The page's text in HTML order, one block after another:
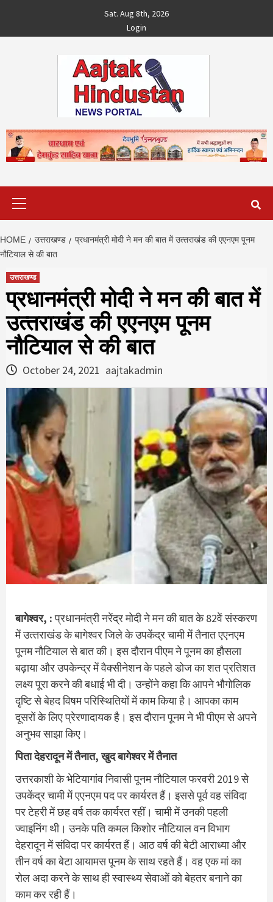
content
Sat. Aug 8th, 2026
Login
HOME उत्तराखण्ड
प्रधानमंत्री मोदी ने मन की बात में उत्‍तराखंड की एएनएम पूनम
नौटियाल से की बात
उत्तराखण्ड
प्रधानमंत्री मोदी ने मन की बात में
उत्‍तराखंड की एएनएम पूनम
नौटियाल से की बात
October 24, 2021 aajtakadmin
बागेश्वर, :प्रधानमंत्री नरेंद्र मोदी ने मन की बात के 82वें संस्करण
में उत्‍तराखंड के बागेश्‍वर जिले के उपकेंद्र चामी में तैनात एएनएम
पूनम नौटियाल से बात की। इस दौरान पीएम ने पूनम का हौसला
बढ़ाया और उपकेन्‍द्र में वैक्‍सीनेशन के पहले डोज का शत प्रतिशत
लक्ष्‍य पूरा करने की बधाई भी दी। उन्‍होंने कहा कि आपने भौगोलिक
दृष्टि से बेहद विषम परिस्‍थि‍तियों में काम किया है। आपका काम
दूसरों के लिए प्रेरणादायक है। इस दौरान पूनम ने भी पीएम से अपने
अनुभव साझा किए।
पिता देहरादून में तैनात, खुद बागेश्‍वर में तैनात
उत्तरकाशी के भेटियागांव निवासी पूनम नौटियाल फरवरी 2019 से
उपकेंद्र चामी में एएनएम पद पर कार्यरत हैं। इससे पूर्व वह संविदा
पर टेहरी में छह वर्ष तक कार्यरत रहीं। चामी में उनकी पहली
ज्वाइनिंग थी। उनके पति कमल किशोर नौटियाल वन विभाग
देहरादून में संविदा पर कार्यरत हैं। आठ वर्ष की बेटी आराध्या और
तीन वर्ष का बेटा आयामस पूनम के साथ रहते हैं। वह एक मां का
रोल अदा करने के साथ ही स्वास्थ्य सेवाओं को बेहतर बनाने का
काम कर रही हैं।